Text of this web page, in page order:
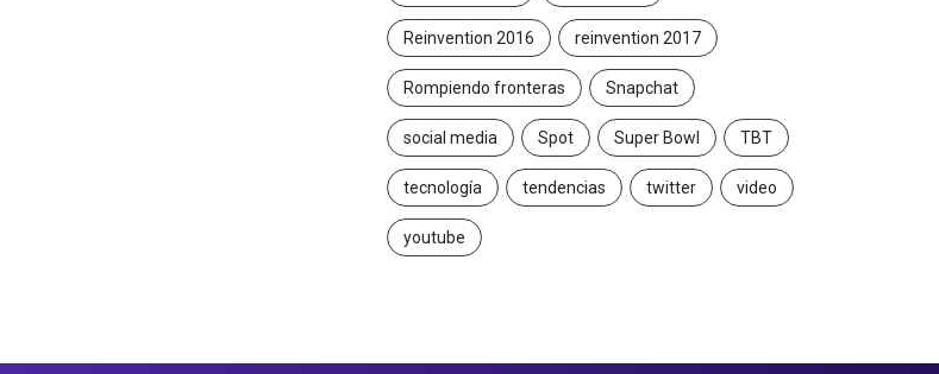
Reinvention 2016 reinvention 2017
Rompiendo fronteras Snapchat
social media Spot Super Bowl TBT
tecnología tendencias twitter video
youtube